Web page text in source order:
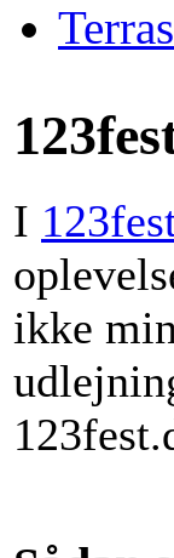
I
ikke